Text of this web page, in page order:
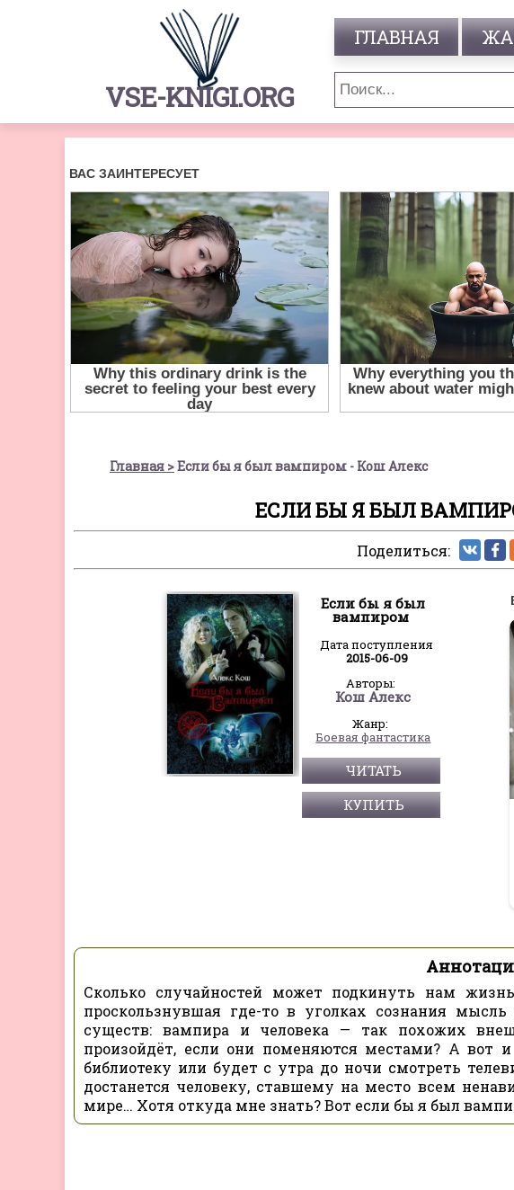
VSE-KNIGI.ORG
ГЛАВНАЯ
Главная Если бы я был вампиром - Кош Алекс
ЕСЛИ БЫ Я БЫЛ
Поделиться:
Если бы я был
вампиром
Дата поступления
2015-06-09
Авторы:
Кош Алекс
Жанр:
Боевая фантастика
ЧИТАТЬ
КУПИТЬ
Сколько случайностей может подкинуть нам
проскользнувшая где-то в уголках сознания
существ: вампира и человека — так похожих
произойдёт, если они поменяются местами? А вот
библиотеку или будет с утра до ночи смотреть
достанется человеку, ставшему на место всем
мире… Хотя откуда мне знать? Вот если бы я был